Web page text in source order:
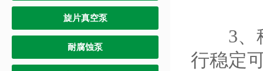
旋片真空泵
耐腐蚀泵
3、稳
行稳定